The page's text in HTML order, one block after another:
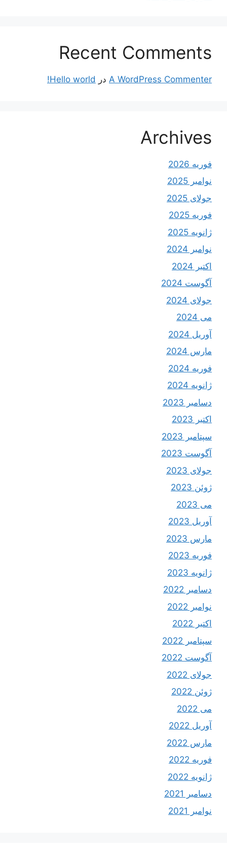
Recent Comments
A WordPress Commenter در Hello world!
Archives
فوریه 2026
نوامبر 2025
جولای 2025
فوریه 2025
ژانویه 2025
نوامبر 2024
اکتبر 2024
آگوست 2024
جولای 2024
می 2024
آوریل 2024
مارس 2024
فوریه 2024
ژانویه 2024
دسامبر 2023
اکتبر 2023
سپتامبر 2023
آگوست 2023
جولای 2023
ژوئن 2023
می 2023
آوریل 2023
مارس 2023
فوریه 2023
ژانویه 2023
دسامبر 2022
نوامبر 2022
اکتبر 2022
سپتامبر 2022
آگوست 2022
جولای 2022
ژوئن 2022
می 2022
آوریل 2022
مارس 2022
فوریه 2022
ژانویه 2022
دسامبر 2021
نوامبر 2021